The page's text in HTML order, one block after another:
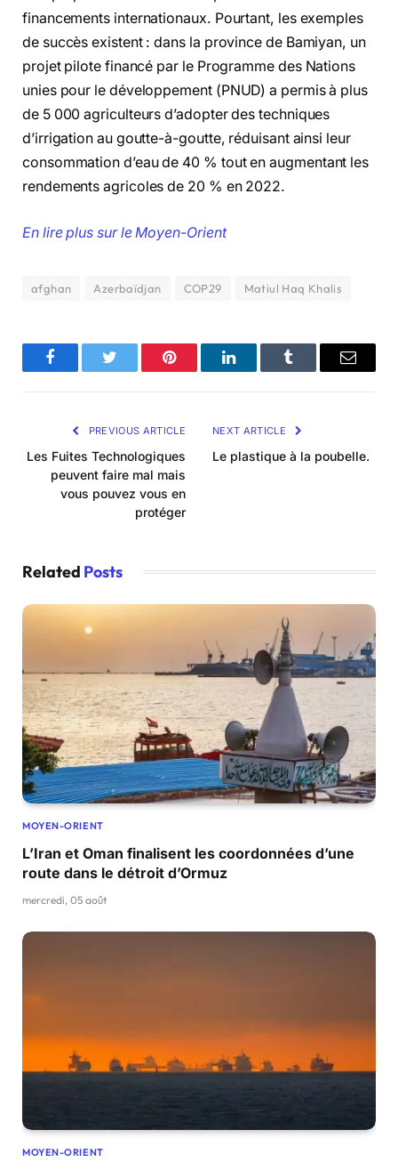
financements internationaux. Pourtant, les exemples
de succès existent : dans la province de Bamiyan, un
projet pilote financé par le Programme des Nations
unies pour le développement (PNUD) a permis à plus
de 5 000 agriculteurs d’adopter des techniques
d’irrigation au goutte-à-goutte, réduisant ainsi leur
consommation d’eau de 40 % tout en augmentant les
rendements agricoles de 20 % en 2022.
En lire plus sur le Moyen-Orient
afghan Azerbaïdjan COP29 Matiul Haq Khalis
FacebookTwitter Pinterest LinkedInTumblr Email
PREVIOUS ARTICLE
Les Fuites Technologiques
peuvent faire mal mais
vous pouvez vous en
protéger
NEXT ARTICLE
Le plastique à la poubelle.
Related Posts
MOYEN-ORIENT
L’Iran et Oman finalisent les coordonnées d’une
route dans le détroit d’Ormuz
mercredi, 05 août
MOYEN-ORIENT